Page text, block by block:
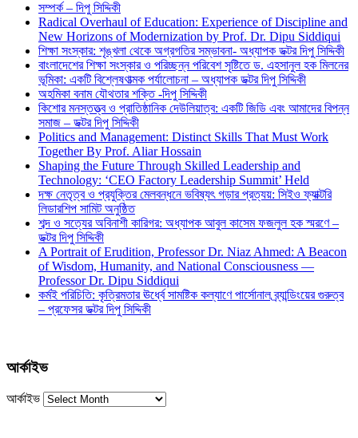
সম্পর্ক – দিপু সিদ্দিকী
Radical Overhaul of Education: Experience of Discipline and
New Horizons of Modernization by Prof. Dr. Dipu Siddiqui
শিক্ষা সংস্কার: শৃঙ্খলা থেকে অগ্রগতির সম্ভাবনা- অধ্যাপক ডক্টর দিপু সিদ্দিকী
বাংলাদেশের শিক্ষা সংস্কার ও পরিচ্ছন্ন পরিবেশ সৃষ্টিতে ড. এহসানুল হক মিলনের
ভূমিকা: একটি বিশ্লেষণাত্মক পর্যালোচনা – অধ্যাপক ডক্টর দিপু সিদ্দিকী
অহমিকা বনাম যৌথতার শক্তি -দিপু সিদ্দিকী
কিশোর মনস্তত্ত্ব ও প্রাতিষ্ঠানিক দেউলিয়াত্ব: একটি জিডি এবং আমাদের বিপন্ন
সমাজ – ডক্টর দিপু সিদ্দিকী
Politics and Management: Distinct Skills That Must Work
Together By Prof. Aliar Hossain
Shaping the Future Through Skilled Leadership and
Technology: ‘CEO Factory Leadership Summit’ Held
দক্ষ নেতৃত্ব ও প্রযুক্তির মেলবন্ধনে ভবিষ্যৎ গড়ার প্রত্যয়: সিইও ফ্যাক্টরি
লিডারশিপ সামিট অনুষ্ঠিত
শব্দ ও সত্যের অবিনাশী কারিগর: অধ্যাপক আবুল কাসেম ফজলুল হক স্মরণে –
ডক্টর দিপু সিদ্দিকী
A Portrait of Erudition, Professor Dr. Niaz Ahmed: A Beacon
of Wisdom, Humanity, and National Consciousness —
Professor Dr. Dipu Siddiqui
কর্মই পরিচিতি: কৃত্রিমতার ঊর্ধ্বে সামষ্টিক কল্যাণে পার্সোনাল ব্র্যান্ডিংয়ের গুরুত্ব
– প্রফেসর ডক্টর দিপু সিদ্দিকী
আর্কাইভ
আর্কাইভ